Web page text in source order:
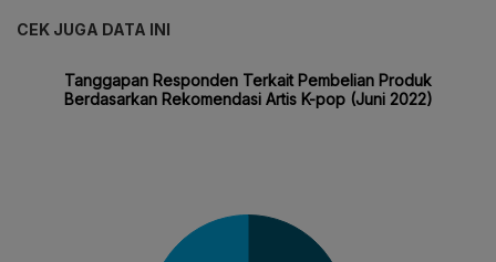
CEK JUGA DATA INI